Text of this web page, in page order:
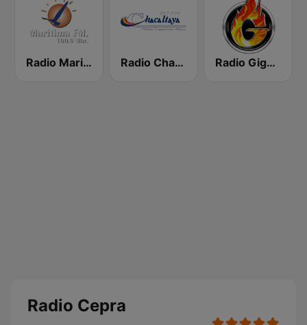
Radio Maritima FM Radio Chacaltaya Radio Gigante 94.9 FM
Radio Cepra